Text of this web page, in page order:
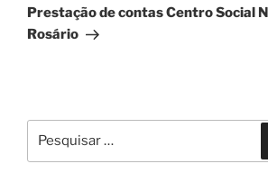
post
Prestação de contas Centro Social
Rosário
por: